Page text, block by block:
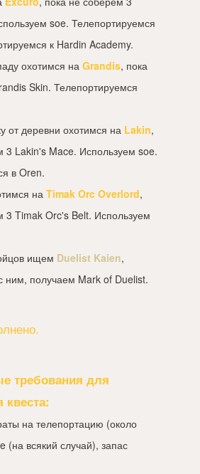
soe. Телепортируемся
к Hardin Academy.
охотимся на Grandis, пока
Skin. Телепортируемся
от деревни охотимся на Lakin,
3 Lakin's Mace. Используем soe.
в Oren.
на Timak Orc Overlord,
3 Timak Orc's Belt. Используем
ищем Duelist Kaien,
ним, получаем Mark of Duelist.
требования для
квеста:
на телепортацию (около
(на всякий случай), запас